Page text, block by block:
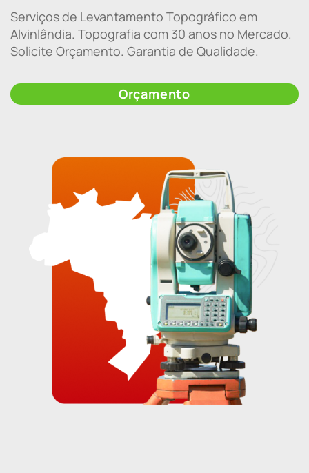
Serviços de Levantamento Topográfico em
Alvinlândia. Topografia com 30 anos no Mercado.
Solicite Orçamento. Garantia de Qualidade.
Orçamento